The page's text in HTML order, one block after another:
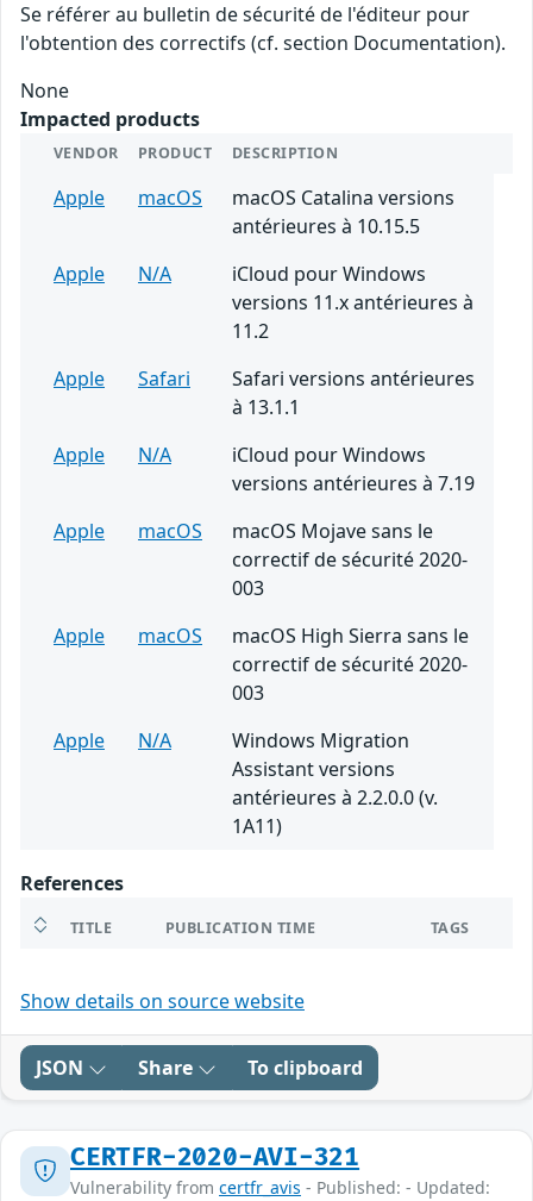
Se référer au bulletin de sécurité de l'éditeur pour
l'obtention des correctifs (cf. section Documentation).
None
Impacted products
VENDOR PRODUCT DESCRIPTION
Apple macOS
macOS Catalina versions
antérieures à 10.15.5
Apple
N/A
iCloud pour Windows
versions 11.x antérieures à
11.2
Apple
Safari
Safari versions antérieures
à 13.1.1
Apple
N/A
iCloud pour Windows
versions antérieures à 7.19
Apple
macOS
macOS Mojave sans le
correctif de sécurité 2020-
003
Apple
macOS
macOS High Sierra sans le
correctif de sécurité 2020-
003
Apple
N/A
Windows Migration
Assistant versions
antérieures à 2.2.0.0 (v.
1A11)
References
TITLE PUBLICATION TIME TAGS
Show details on source website
JSON Share To clipboard
CERTFR-2020-AVI-321
Vulnerability from certfr_avis - Published: - Updated: